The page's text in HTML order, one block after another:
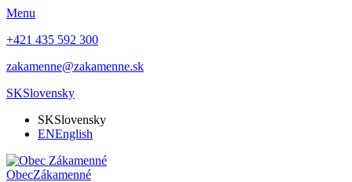
Menu
+421 435 592 300
zakamenne@zakamenne.sk
SKSlovensky
SKSlovensky
ENEnglish
ObecZákamenné